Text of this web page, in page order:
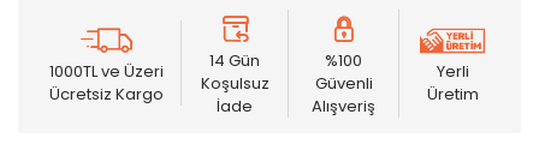
1000TL ve Üzeri
Ücretsiz Kargo
14 Gün
Koşulsuz
İade
%100
Güvenli
Alışveriş
Yerli
Üretim